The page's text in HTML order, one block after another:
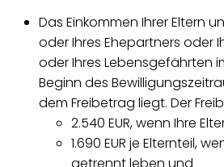
Das Einkommen Ihrer Eltern
oder Ihres Ehepartners oder
oder Ihres Lebensgefährten
Beginn des
dem Freibetrag liegt. Der
2.540 EUR, wenn Ihre
1.690 EUR je Elternteil,